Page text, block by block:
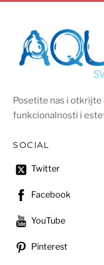
Posetite nas i
funkcionalnosti i
SOCIAL
Twitter
Facebook
YouTube
Pinterest